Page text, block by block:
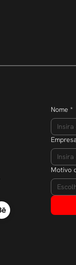
Nome *
Motivo